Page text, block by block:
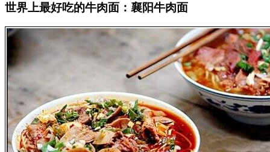
世界上最好吃的牛肉面：襄阳牛肉面